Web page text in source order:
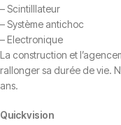
– Scintilllateur
– Système antichoc
– Electronique
La construction et
rallonger sa durée de vie.
ans.
Quickvision